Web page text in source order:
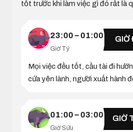
tốt trước khi làm việc gì đó rất là
23:00 – 01:00
Giờ Tý
GIỜ
Mọi việc đều tốt, cầu tài đi
cửa yên lành, người xuất hành
01:00 – 03:00
Giờ Sửu
GIỜ